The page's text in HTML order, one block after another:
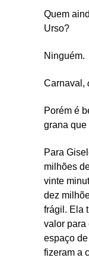
Quem
Urso?
Ninguém.
Carnaval,
Porém é
grana que
Para
milhões
vinte
dez
frágil. Ela
valor para
espaço
fizeram a